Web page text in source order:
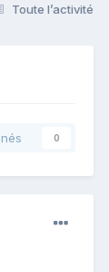
Toute l’activité
0